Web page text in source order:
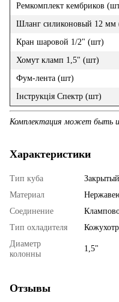
Ремкомплект кембриков
Шланг силиконовый 12 мм
Кран шаровой 1/2" (шт)
Хомут кламп 1,5" (шт)
Фум-лента (шт)
Інструкція Спектр (шт)
Комплектация может быть
Характеристики
Тип куба
Закрытый
Материал
Соединение
Тип охладителя
Диаметр
колонны
1,5"
Отзывы